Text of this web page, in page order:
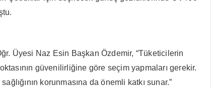
Üyesi Naz Esin Başkan Özdemir, “Tüketicilerin
güvenilirliğine göre seçim yapmaları gerekir.
korunmasına da önemli katkı sunar.”